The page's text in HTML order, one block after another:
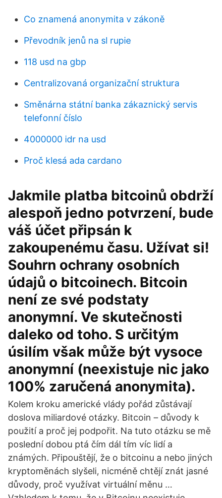
Co znamená anonymita v zákoně
Převodník jenů na sl rupie
118 usd na gbp
Centralizovaná organizační struktura
Směnárna státní banka zákaznický servis
telefonní číslo
4000000 idr na usd
Proč klesá ada cardano
Jakmile platba bitcoinů obdrží
alespoň jedno potvrzení, bude
váš účet připsán k
zakoupenému času. Užívat si!
Souhrn ochrany osobních
údajů o bitcoinech. Bitcoin
není ze své podstaty
anonymní. Ve skutečnosti
daleko od toho. S určitým
úsilím však může být vysoce
anonymní (neexistuje nic jako
100% zaručená anonymita).
Kolem kroku americké vlády pořád zůstávají
doslova miliardové otázky. Bitcoin – důvody k
použití a proč jej podpořit. Na tuto otázku se mě
poslední dobou ptá čím dál tím víc lidí a
známých. Připouštějí, že o bitcoinu a nebo jiných
kryptoměnách slyšeli, nicméně chtějí znát jasné
důvody, proč využívat virtuální měnu …